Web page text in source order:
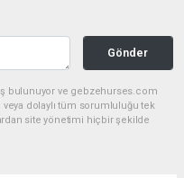
Gönder
bulunuyor ve gebzehurses.com
dolaylı tüm sorumluluğu tek
site yönetimi hiçbir şekilde